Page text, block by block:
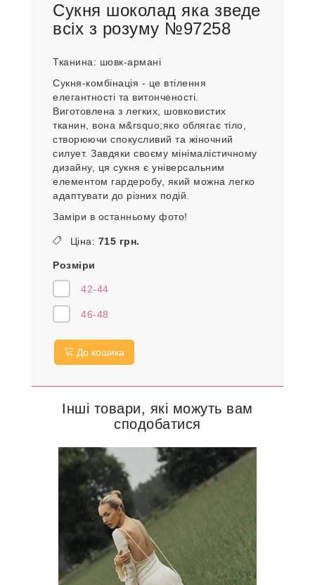
Сукня шоколад яка зведе
всіх з розуму №97258
Тканина: шовк-армані
Сукня-комбінація - це втілення
елегантності та витонченості.
Виготовлена ​​з легких, шовковистих
тканин, вона м&rsquo;яко облягає тіло,
створюючи спокусливий та жіночний
силует. Завдяки своєму мінімалістичному
дизайну, ця сукня є універсальним
елементом гардеробу, який можна легко
адаптувати до різних подій.
Заміри в останньому фото!
Ціна: 715 грн.
Розміри
42-44
46-48
До кошика
Інші товари, які можуть вам
сподобатися